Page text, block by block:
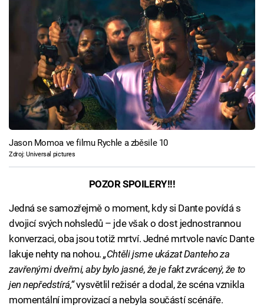
Jason Momoa ve filmu Rychle a zběsile 10
Zdroj: Universal pictures
POZOR SPOILERY!!!
Jedná se samozřejmě o moment, kdy si Dante povídá s
dvojicí svých nohsledů – jde však o dost jednostrannou
konverzaci, oba jsou totiž mrtví. Jedné mrtvole navíc Dante
lakuje nehty na nohou.„Chtěli jsme ukázat Danteho za
zavřenými dveřmi, aby bylo jasné, že je fakt zvrácený, že to
jen nepředstírá,“vysvětlil režisér a dodal, že scéna vznikla
momentální improvizací a nebyla součástí scénáře.